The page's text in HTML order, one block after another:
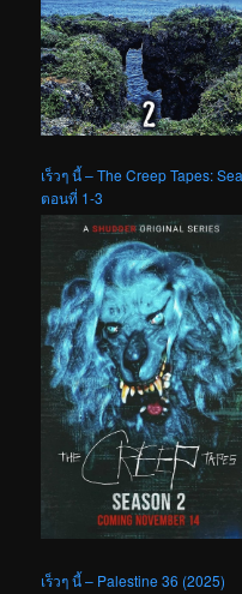
เร็วๆ นี้ – The Creep Tapes:
ตอนที่ 1-3
เร็วๆ นี้ – Palestine 36 (2025)